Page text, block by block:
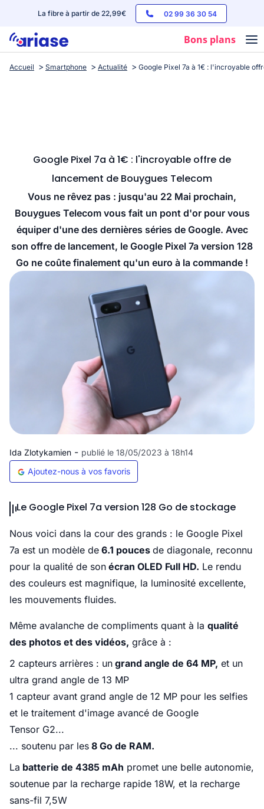
La fibre à partir de 22,99€ 02 99 36 30 54
Bons plans
Box internet
Streaming
Accueil Smartphone Actualité Google Pixel 7a à 1€ : l'incroyable
Google Pixel 7a à 1€ : l'incroyable offre de
lancement de Bouygues Telecom
Vous ne rêvez pas : jusqu'au 22 Mai prochain,
Bouygues Telecom vous fait un pont d'or pour vous
équiper d'une des dernières séries de Google. Avec
son offre de lancement, le Google Pixel 7a version 128
Go ne coûte finalement qu'un euro à la commande !
Ida Zlotykamien - publié le 18/05/2023 à 18h14
Ajoutez-nous à vos favoris
Le Google Pixel 7a version 128 Go de stockage
Nous voici dans la cour des grands : le Google Pixel
7a est un modèle de 6.1 pouces de diagonale, reconnu
pour la qualité de son écran OLED Full HD. Le rendu
des couleurs est magnifique, la luminosité excellente,
les mouvements fluides.
Même avalanche de compliments quant à la qualité
des photos et des vidéos, grâce à :
2 capteurs arrières : un grand angle de 64 MP, et un
ultra grand angle de 13 MP
1 capteur avant grand angle de 12 MP pour les selfies
et le traitement d'image avancé de Google
Tensor G2...
... soutenu par les 8 Go de RAM.
La batterie de 4385 mAh promet une belle autonomie,
soutenue par la recharge rapide 18W, et la recharge
sans-fil 7,5W